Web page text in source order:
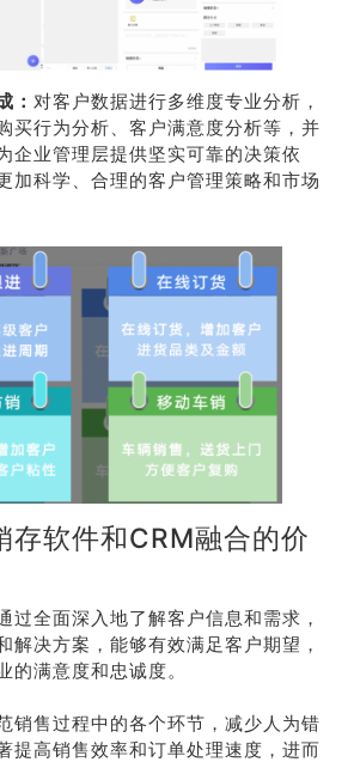
： 对客户数据进行多维度专业分析，
买行为分析、客户满意度分析等，并
企业管理层提供坚实可靠的决策依
加科学、合理的客户管理策略和市场
存软件和CRM融合的价
过全面深入地了解客户信息和需求，
解决方案，能够有效满足客户期望，
的满意度和忠诚度。
销售过程中的各个环节，减少人为错
提高销售效率和订单处理速度，进而